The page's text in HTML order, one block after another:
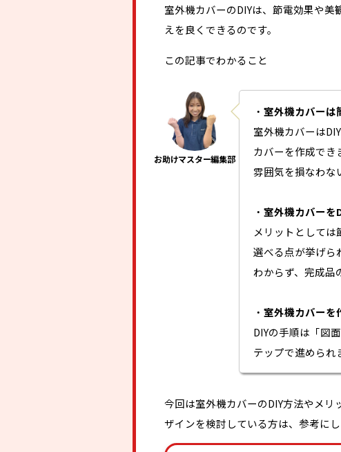
室外機カバーのDIYは、節電効果や
えを良くできるのです。
この記事でわかること
・ 室外機カバーは
室外機カバーは
カバーを作成でき
雰囲気を損なわな
・ 室外機カバーを
メリットとして
選べる点が挙げら
わからず、完成品
・ 室外機カバーを
DIYの手順は「
テップで進められ
今回は室外機カバーのDIY方法やメ
ザインを検討している方は、参考にし